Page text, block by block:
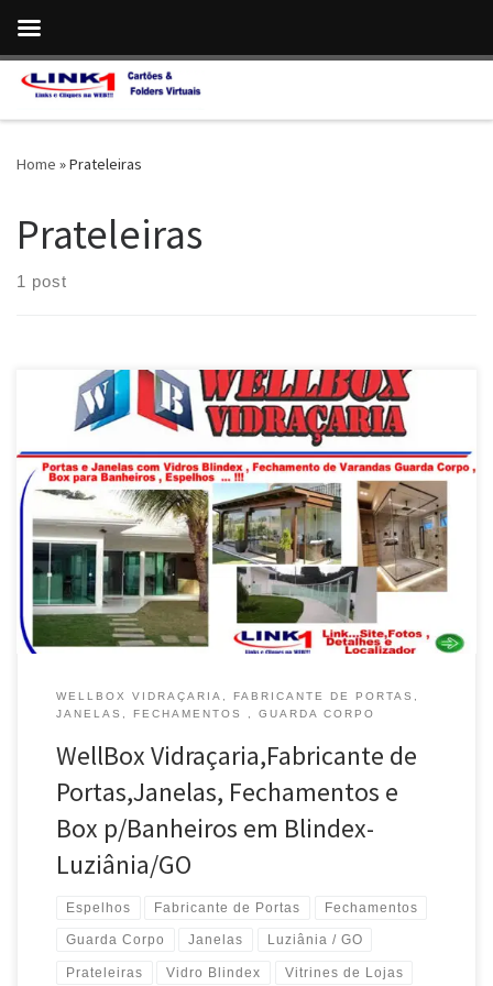
Skip to content
Home »Prateleiras
Prateleiras
1 post
WellBox Vidraçaria , Fabricante de Portas , Janelas , Fechamentos
e Box p / Banheiro em Blindex . Luziânia / GO – Vidraceiro ,
Divisórias , Box , Varandas , Portas e Janelas em Blindex .
Fechamento de Varandas , Vidraceiro , Divisórias , Box , Varandas ,
Guarda Corpo […]
WELLBOX VIDRAÇARIA, FABRICANTE DE PORTAS,
JANELAS, FECHAMENTOS , GUARDA CORPO
WellBox Vidraçaria,Fabricante de
Portas,Janelas, Fechamentos e
Box p/Banheiros em Blindex-
Luziânia/GO
Espelhos Fabricante de Portas Fechamentos
Guarda Corpo Janelas Luziânia / GO
Prateleiras Vidro Blindex Vitrines de Lojas